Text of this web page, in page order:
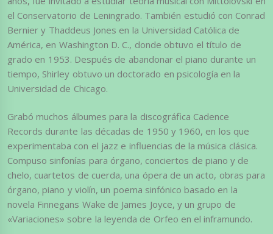
el Conservatorio de Leningrado. También estudió con Conrad
Bernier y Thaddeus Jones en la Universidad Católica de
América, en Washington D. C., donde obtuvo el título de
grado en 1953. Después de abandonar el piano durante un
tiempo, Shirley obtuvo un doctorado en psicología en la
Universidad de Chicago.
Grabó muchos álbumes para la discográfica Cadence
Records durante las décadas de 1950 y 1960, en los que
experimentaba con el jazz e influencias de la música clásica.
Compuso sinfonías para órgano, conciertos de piano y de
chelo, cuartetos de cuerda, una ópera de un acto, obras para
órgano, piano y violín, un poema sinfónico basado en la
novela Finnegans Wake de James Joyce, y un grupo de
«Variaciones» sobre la leyenda de Orfeo en el inframundo.